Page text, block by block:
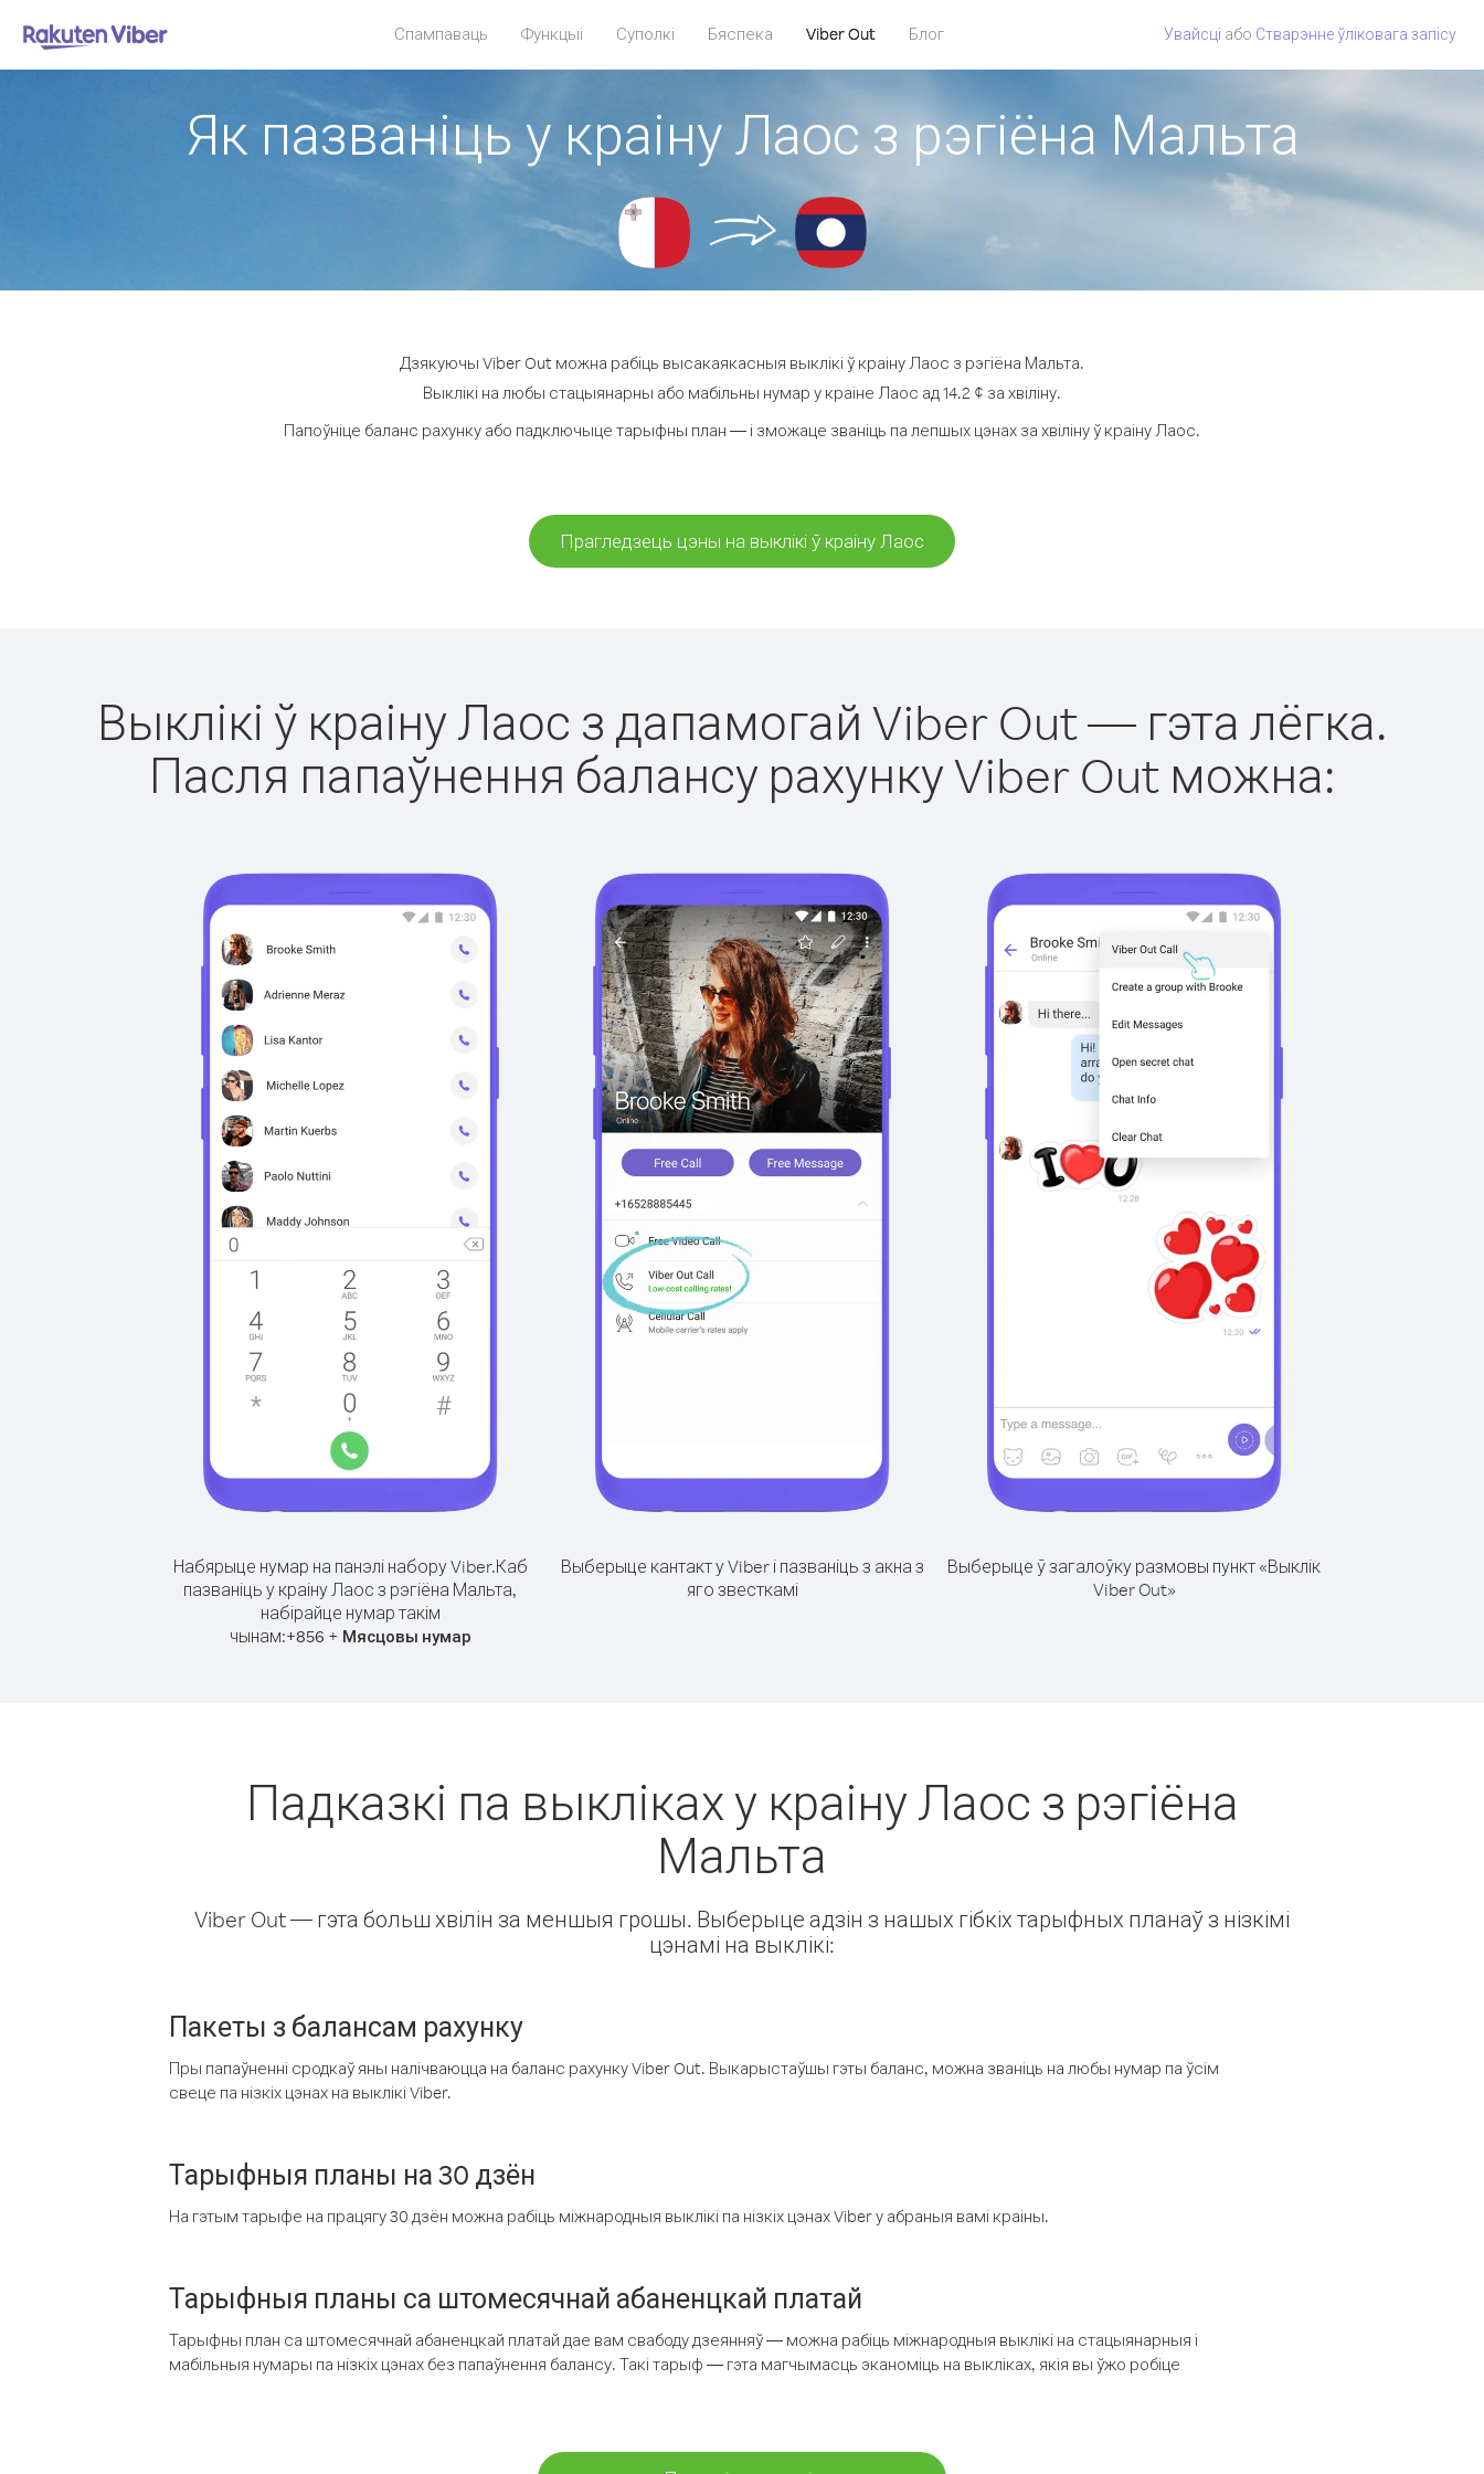
Спампаваць Функцыі Суполкі Бяспека Viber Out Блог Увайсці або Стварэнне ўліковага запісу
Як пазваніць у краіну Лаос з рэгіёна Мальта
Дзякуючы Viber Out можна рабіць высакаякасныя выклікі ў краіну Лаос з рэгіёна Мальта.
Выклікі на любы стацыянарны або мабільны нумар у краіне Лаос ад 14.2 ¢ за хвіліну.
Папоўніце баланс рахунку або падключыце тарыфны план — і зможаце званіць па лепшых цэнах за хвіліну ў краіну Лаос.
Прагледзець цэны на выклікі ў краіну Лаос
Выклікі ў краіну Лаос з дапамогай Viber Out — гэта лёгка.
Пасля папаўнення балансу рахунку Viber Out можна:
Набярыце нумар на панэлі набору Viber.Каб
пазваніць у краіну Лаос з рэгіёна Мальта,
набірайце нумар такім
чынам:+856 + Мясцовы нумар
Выберыце кантакт у Viber і пазваніць з акна з
яго звесткамі
Выберыце ў загалоўку размовы пункт «Выклік
Viber Out»
Падказкі па выкліках у краіну Лаос з рэгіёна
Мальта
Viber Out — гэта больш хвілін за меншыя грошы. Выберыце адзін з нашых гібкіх тарыфных планаў з нізкімі
цэнамі на выклікі:
Пакеты з балансам рахунку
Пры папаўненні сродкаў яны налічваюцца на баланс рахунку Viber Out. Выкарыстаўшы гэты баланс, можна званіць на любы нумар па ўсім
свеце па нізкіх цэнах на выклікі Viber.
Тарыфныя планы на 30 дзён
На гэтым тарыфе на працягу 30 дзён можна рабіць міжнародныя выклікі па нізкіх цэнах Viber у абраныя вамі краіны.
Тарыфныя планы са штомесячнай абаненцкай платай
Тарыфны план са штомесячнай абаненцкай платай дае вам свабоду дзеянняў — можна рабіць міжнародныя выклікі на стацыянарныя і
мабільныя нумары па нізкіх цэнах без папаўнення балансу. Такі тарыф — гэта магчымасць эканоміць на выкліках, якія вы ўжо робіце